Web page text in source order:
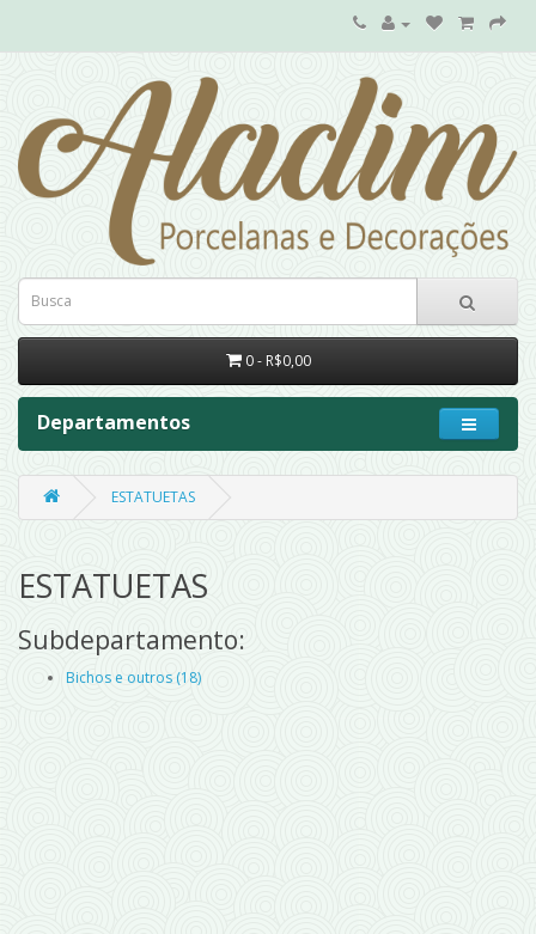
0 - R$0,00
Departamentos
ESTATUETAS
ESTATUETAS
Subdepartamento:
Bichos e outros (18)